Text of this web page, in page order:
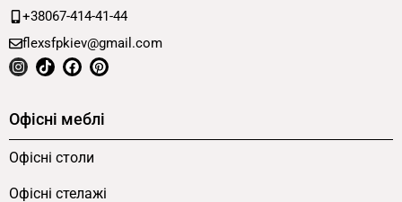
+38067-414-41-44
flexsfpkiev@gmail.com
Офісні меблі
Офісні столи
Офісні стелажі